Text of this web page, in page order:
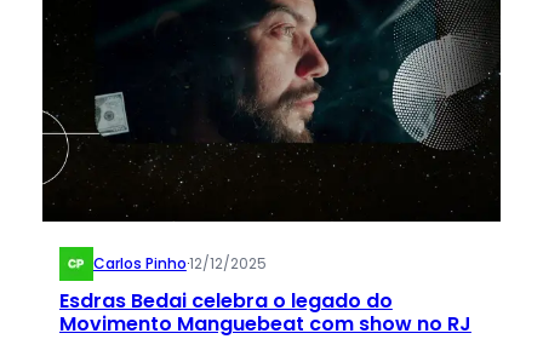
Carlos Pinho·12/12/2025
Esdras Bedai celebra o legado do
Movimento Manguebeat com show no RJ